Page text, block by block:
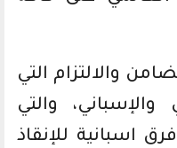
والالتزام التي
والتي
اسبانية للإنقاذ